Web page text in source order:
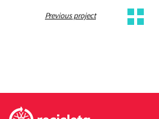
Previous project